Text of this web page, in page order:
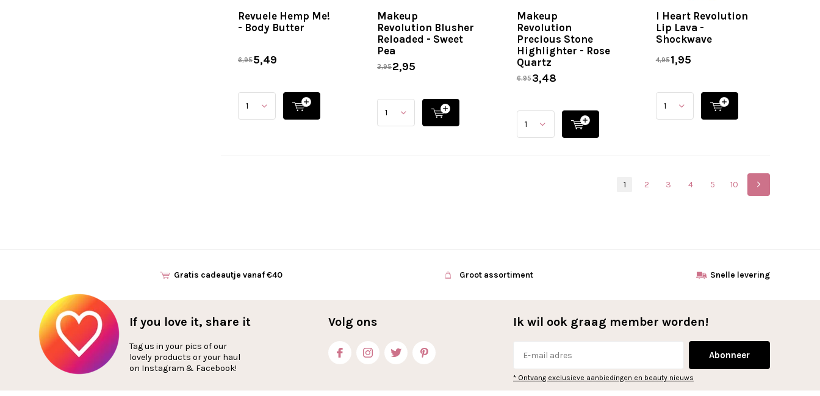
Revuele Hemp Me!
- Body Butter
6,955,49
Makeup
Revolution Blusher
Reloaded - Sweet
Pea
3,952,95
Makeup
Revolution
Precious Stone
Highlighter - Rose
Quartz
6,953,48
I Heart Revolution
Lip Lava -
Shockwave
4,951,95
1 2 3 4 5 10
Gratis cadeautje vanaf €40 Groot assortiment Snelle levering
If you love it, share it
Tag us in your pics of our
lovely products or your haul
on Instagram & Facebook!
Volg ons Ik wil ook graag member worden!
Abonneer
* Ontvang exclusieve aanbiedingen en beauty nieuws